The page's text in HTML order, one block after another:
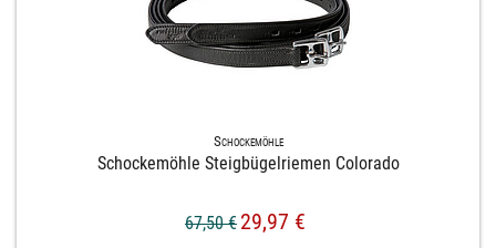
Schockemöhle
Schockemöhle Steigbügelriemen Colorado
67,50 € 29,97 €